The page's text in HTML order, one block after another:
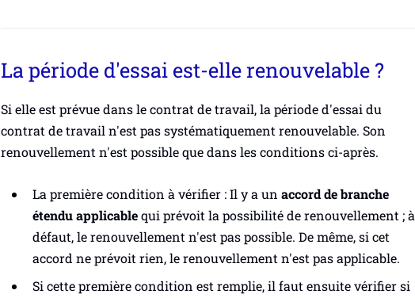
La période d'essai est-elle renouvelable ?
Si elle est prévue dans le contrat de travail, la période d'essai du
contrat de travail n'est pas systématiquement renouvelable. Son
renouvellement n'est possible que dans les conditions ci-après.
La première condition à vérifier : Il y a unaccord de branche
étenduapplicablequi prévoit la possibilité de renouvellement ; à
défaut, le renouvellement n'est pas possible. De même, si cet
accord ne prévoit rien, le renouvellement n'est pas applicable.
Si cette première condition est remplie, il faut ensuite vérifier si